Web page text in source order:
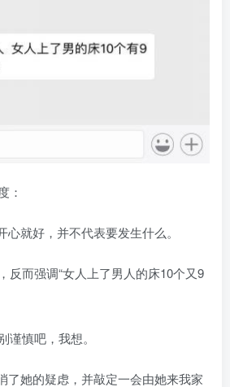
：
就好，并不代表要发生什么。
反而强调“女人上了男人的床10个又9
慎吧，我想。
了她的疑虑，并敲定一会由她来我家